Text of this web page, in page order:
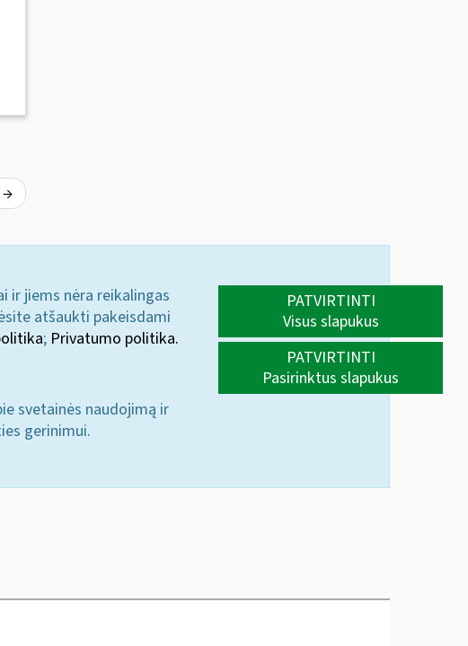
→
ir jiems nėra reikalingas
atšaukti pakeisdami
; Privatumo politika.
svetainės naudojimą ir
gerinimui.
PATVIRTINTI
Visus slapukus
PATVIRTINTI
Pasirinktus slapukus